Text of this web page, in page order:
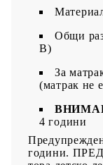
Общи
В)
За
(матрак не
4 години
години.